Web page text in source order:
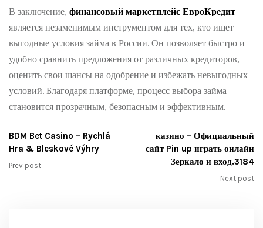
В заключение, финансовый маркетплейс ЕвроКредит
является незаменимым инструментом для тех, кто ищет
выгодные условия займа в России. Он позволяет быстро и
удобно сравнить предложения от различных кредиторов,
оценить свои шансы на одобрение и избежать невыгодных
условий. Благодаря платформе, процесс выбора займа
становится прозрачным, безопасным и эффективным.
BDM Bet Casino – Rychlá
Hra & Bleskové Výhry
Prev post
казино – Официальный
сайт Pin up играть онлайн
Зеркало и вход.3184
Next post